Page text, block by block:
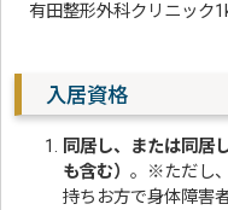
有田整形外科クリニック
入居資格
同居し、または同居
も含む）。※ただし
持ちお方で身体障害